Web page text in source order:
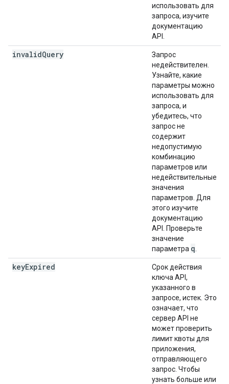
использовать для
запроса, изучите
документацию
API.
invalidQuery
Запрос
недействителен.
Узнайте, какие
параметры можно
использовать для
запроса, и
убедитесь, что
запрос не
содержит
недопустимую
комбинацию
параметров или
недействительные
значения
параметров. Для
этого изучите
документацию
API. Проверьте
значение
параметра q
keyExpired
Срок действия
ключа API,
указанного в
запросе, истек. Это
означает, что
сервер API не
может проверить
лимит квоты для
приложения,
отправляющего
запрос. Чтобы
узнать больше или